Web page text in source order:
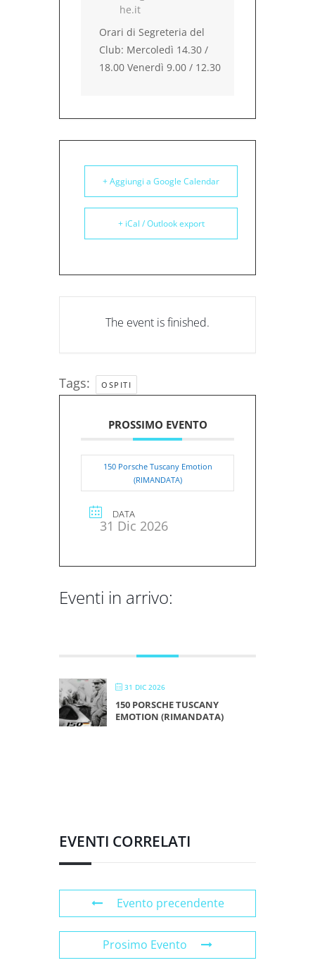
he.it
Orari di Segreteria del
Club: Mercoledì 14.30 /
18.00 Venerdì 9.00 / 12.30
+ Aggiungi a Google Calendar
+ iCal / Outlook export
The event is finished.
Tags: OSPITI
PROSSIMO EVENTO
150 Porsche Tuscany Emotion
(RIMANDATA)
DATA
31 Dic 2026
Eventi in arrivo:
31 DIC 2026
150 PORSCHE TUSCANY
EMOTION (RIMANDATA)
EVENTI CORRELATI
Evento precendente
Prosimo Evento